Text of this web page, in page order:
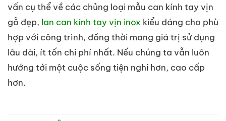
vấn cụ thể về các chủng loại mẫu can kính tay vịn
gỗ đẹp, lan can kính tay vịn inox kiểu dáng cho phù
hợp với công trình, đồng thời mang giá trị sử dụng
lâu dài, ít tốn chi phí nhất. Nếu chúng ta vẫn luôn
hướng tới một cuộc sống tiện nghi hơn, cao cấp
hơn.